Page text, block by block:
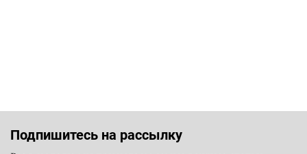
Подпишитесь на рассылку